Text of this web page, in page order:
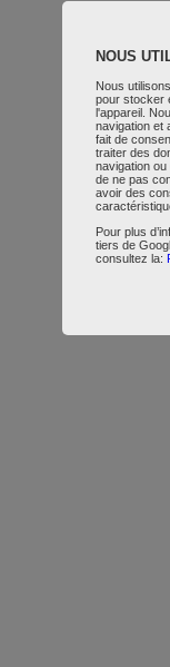
NOUS
Nous
pour stocker
l'appareil.
navigation et
fait de
traiter des
navigation
de ne pas
avoir des
Pour plus
tiers de
consultez la: